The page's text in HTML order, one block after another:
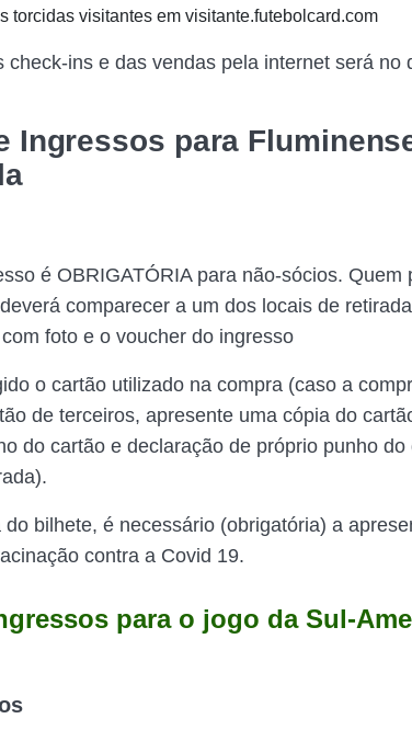
torcidas visitantes em visitante.futebolcard.com
check-ins e das vendas pela internet será no
Ingressos para
é OBRIGATÓRIA para não-sócios. Quem
comparecer a um dos locais de
foto e o voucher do ingresso
o cartão utilizado na compra (caso a
de terceiros, apresente uma cópia do
do cartão e declaração de próprio punho
bilhete, é necessário (obrigatória) a
contra a Covid 19.
para o jogo da Sul-